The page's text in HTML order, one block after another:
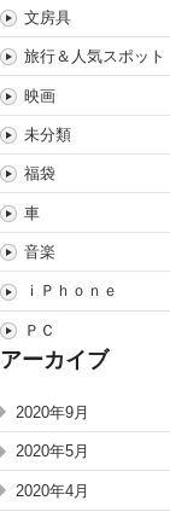
文房具
旅行＆人気スポット
映画
未分類
福袋
車
音楽
ｉＰｈｏｎｅ
ＰＣ
アーカイブ
2020年9月
2020年5月
2020年4月